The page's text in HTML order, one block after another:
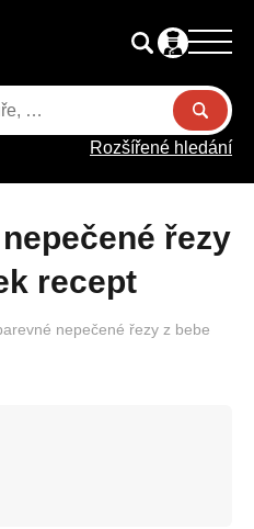
Rozšířené hledání
recept
nepečené řezy z bebe